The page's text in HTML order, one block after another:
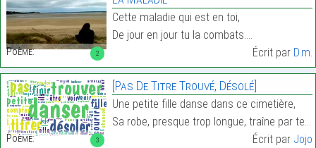
2
Poème:
Cette maladie qui est en toi,
De jour en jour tu la combats.…
Écrit par D.m.
3
Poème:
[Pas De Titre Trouvé, Désolé]
Une petite fille danse dans ce cimetière,
Sa robe, presque trop longue, traîne par terre.…
Écrit par Jojo